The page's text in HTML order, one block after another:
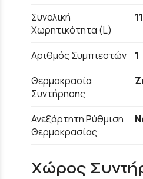
Συνολική
Χωρητικότητα (L)
Αριθμός Συμπιεστών
1
Θερμοκρασία
Συντήρησης
Ανεξάρτητη Ρύθμιση
Θερμοκρασίας
Χώρος